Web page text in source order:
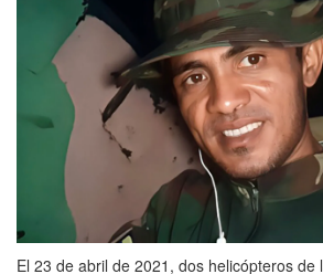
El 23 de abril de 2021, dos helicópteros de